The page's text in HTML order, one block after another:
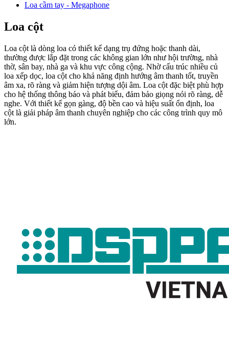
Loa cầm tay - Megaphone
Loa cột
Loa cột là dòng loa có thiết kế dạng trụ đứng hoặc thanh dài,
thường được lắp đặt trong các không gian lớn như hội trường, nhà
thờ, sân bay, nhà ga và khu vực công cộng. Nhờ cấu trúc nhiều củ
loa xếp dọc, loa cột cho khả năng định hướng âm thanh tốt, truyền
âm xa, rõ ràng và giảm hiện tượng dội âm. Loa cột đặc biệt phù hợp
cho hệ thống thông báo và phát biểu, đảm bảo giọng nói rõ ràng, dễ
nghe. Với thiết kế gọn gàng, độ bền cao và hiệu suất ổn định, loa
cột là giải pháp âm thanh chuyên nghiệp cho các công trình quy mô
lớn.